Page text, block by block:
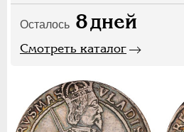
Осталось 8дней
Смотреть каталог